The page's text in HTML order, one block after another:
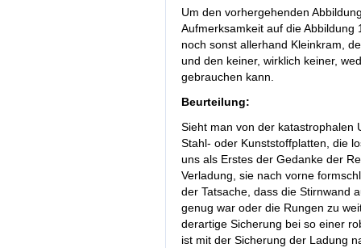
Um den vorhergehenden
Aufmerksamkeit auf die
noch sonst allerhand Kleinkram,
und den keiner, wirklich keiner,
gebrauchen kann.
Beurteilung:
Sieht man von der katastrophalen
Stahl- oder Kunststoffplatten, die
uns als Erstes der Gedanke der
Verladung, sie nach vorne
der Tatsache, dass die Stirnwand
genug war oder die Rungen zu
derartige Sicherung bei so einer
ist mit der Sicherung der Ladung